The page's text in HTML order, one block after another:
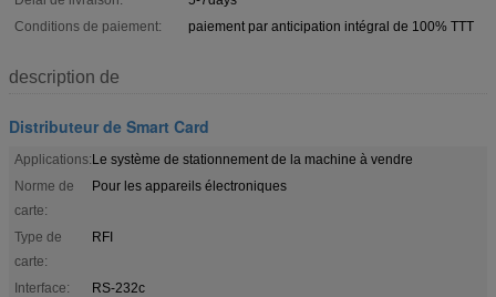
Conditions de paiement:
paiement par anticipation intégral de 100% TTT
description de
Distributeur de Smart Card
Applications:Le système de stationnement de la machine à vendre
Norme de
carte:
Pour les appareils électroniques
Type de
carte:
RFI
Interface:
RS-232c